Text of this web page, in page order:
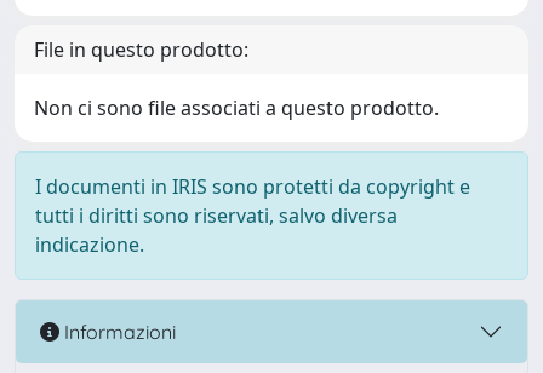
File in questo prodotto:
Non ci sono file associati a questo prodotto.
I documenti in IRIS sono protetti da copyright e
tutti i diritti sono riservati, salvo diversa
indicazione.
Informazioni